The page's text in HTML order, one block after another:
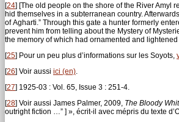
[24] [The old people on the shore of the River Amyl
hid themselves in a subterranean country.
of Agharti.” Through this gate a hunter formerly
prevent him from telling about the Mystery of
the memory of which had ornamented and
[25] Pour un peu plus d’informations sur les Soyots,
[26] Voir aussi ici (en).
[27] 1925-03 : Vol. 65, Issue 3 : 251-4.
[28] Voir aussi James Palmer, 2009, The Bloody
outright fiction …” ] », écrit-il avec mépris du texte